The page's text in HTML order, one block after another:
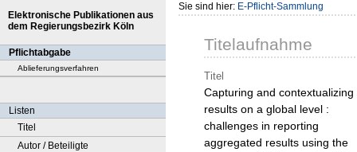
Elektronische Publikationen aus
dem Regierungsbezirk Köln
Pflichtabgabe
Ablieferungsverfahren
Listen
Titel
Autor / Beteiligte
Sie sind hier: E-Pflicht-Sammlung
Titelaufnahme
Titel
Capturing and contextualizing
results on a global level :
challenges in reporting
aggregated results using the